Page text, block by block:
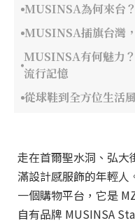
MUSINSA為何來台？
MUSINSA插旗台灣
MUSINSA有何魅力
流行記憶
從球鞋到全方位生活
走在首爾聖水洞、弘大
滿設計感服飾的年輕人
一個購物平台，它是
自有品牌 MUSINSA